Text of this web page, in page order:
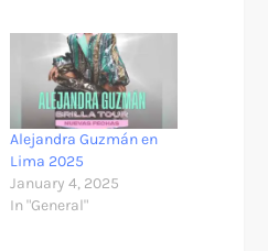
Alejandra Guzmán en
Lima 2025
January 4, 2025
In "General"